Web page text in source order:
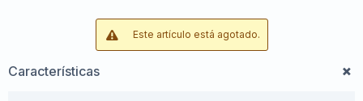
Este artículo está agotado.
Características